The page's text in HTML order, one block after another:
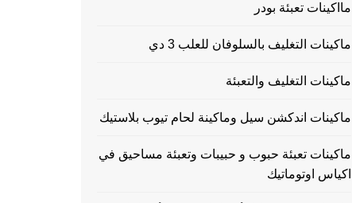
مااكينات تعبئة بودر
ماكينات التغليف بالسلوفان للعلب 3 دي
ماكينات التغليف والتعبئة
ماكينات اندكشن سيل وماكينة لحام تيوب بلاستيك
ماكينات تعبئة حبوب و حبيبات وتعبئة مساحيق في
اكياس اوتوماتيك